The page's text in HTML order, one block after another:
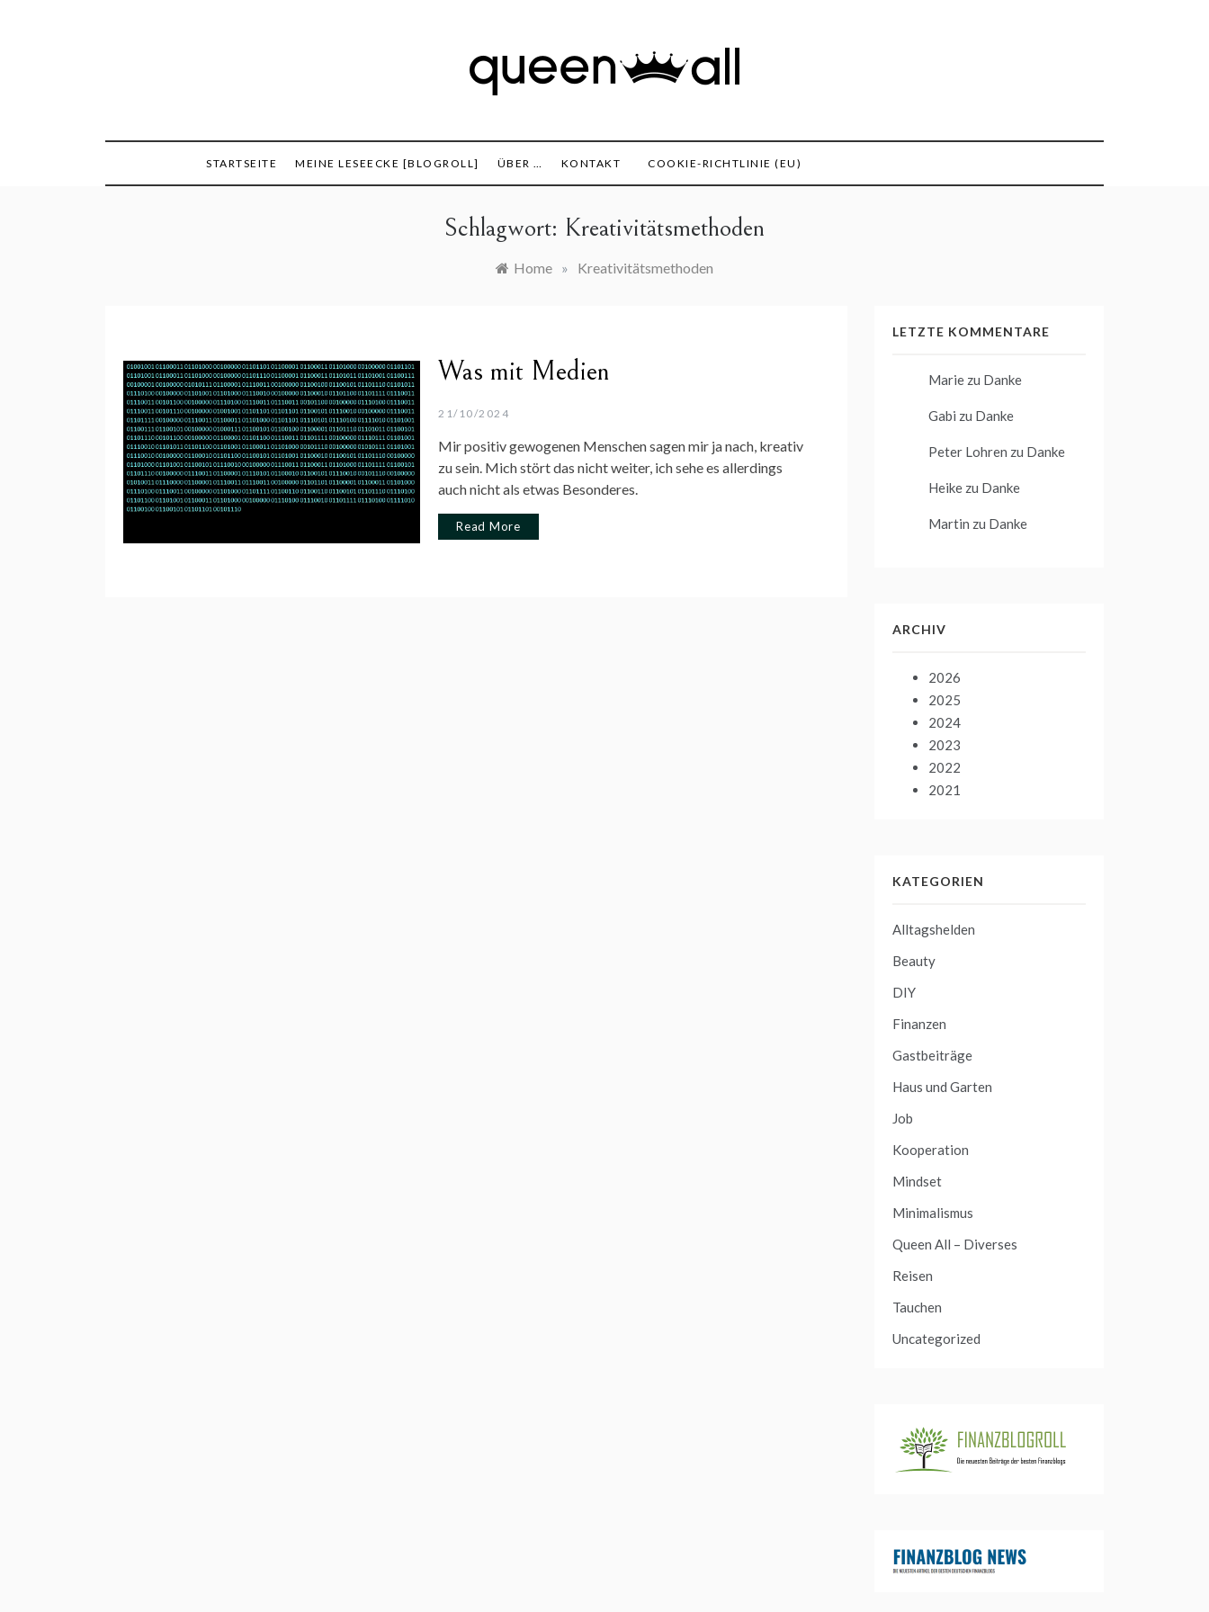
STARTSEITE MEINE LESEECKE [BLOGROLL] ÜBER … KONTAKT COOKIE-RICHTLINIE (EU)
Schlagwort: Kreativitätsmethoden
Home » Kreativitätsmethoden
Was mit Medien
21/10/2024
Mir positiv gewogenen Menschen sagen mir ja nach, kreativ
zu sein. Mich stört das nicht weiter, ich sehe es allerdings
auch nicht als etwas Besonderes.
Read More
LETZTE KOMMENTARE
Marie zu Danke
Gabi zu Danke
Peter Lohren zu Danke
Heike zu Danke
Martin zu Danke
ARCHIV
2026
2025
2024
2023
2022
2021
KATEGORIEN
Alltagshelden
Beauty
DIY
Finanzen
Gastbeiträge
Haus und Garten
Job
Kooperation
Mindset
Minimalismus
Queen All – Diverses
Reisen
Tauchen
Uncategorized